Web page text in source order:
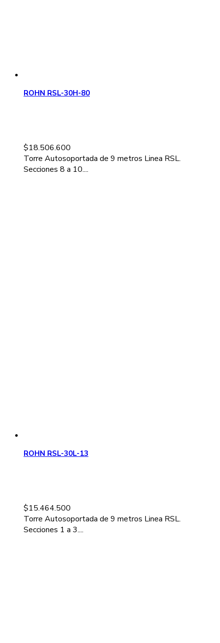
ROHN RSL-30H-80
$18.506.600
Torre Autosoportada de 9 metros Linea RSL.
Secciones 8 a 10....
ROHN RSL-30L-13
$15.464.500
Torre Autosoportada de 9 metros Linea RSL.
Secciones 1 a 3....